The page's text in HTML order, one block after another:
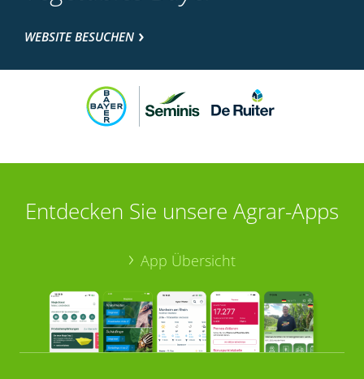
WEBSITE BESUCHEN
Entdecken Sie unsere Agrar-Apps
App Übersicht